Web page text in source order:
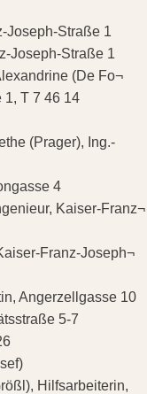
Joseph-Straße 1
Joseph-Straße 1
(De Fo¬
1, T 7 46 14
(Prager), Ing.-
4
Kaiser-Franz¬
Franz-Joseph¬
Angerzellgasse 10
5-7
Hilfsarbeiterin,